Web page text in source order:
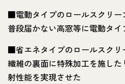
■電動タイプのロールスクリー
普段届かない高窓等に電動タイ
■省エネタイプのロールスクリ
繊維の裏面に特殊加工を施し
射性能を実現させた